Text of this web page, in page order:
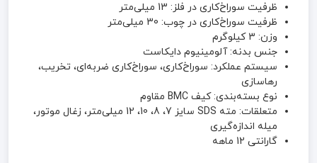
ظرفیت سوراخ‌کاری در فلز: 13 میلی‌متر
ظرفیت سوراخ‌کاری در چوب: 30 میلی‌متر
وزن: 3 کیلوگرم
جنس بدنه: آلومینیوم دایکاست
سیستم عملکرد: سوراخ‌کاری، سوراخ‌کاری ضربه‌ای، تخریب،
رهاسازی
نوع بسته‌بندی: کیف BMC مقاوم
متعلقات: مته SDS سایز 7، 8، 10، 12 میلی‌متر، زغال موتور،
میله اندازه‌گیری
گارانتی 12 ماهه